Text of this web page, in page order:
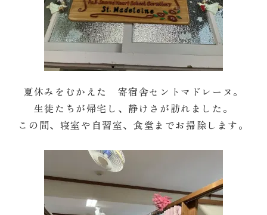
夏休みをむかえた 寄宿舎セントマドレーヌ。
生徒たちが帰宅し、静けさが訪れました。
この間、寝室や自習室、食堂までお掃除します。